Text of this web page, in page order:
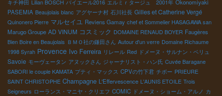
キチ神田 Lilian BOSCH バイエール2016 エルミｒタージュ 2001年 Okonomiyaki
PASEMIA Beaujolais blanc アグヤーナ村 石川社長 Gilles et Catherine Vergé
Quinonero Pierre マルセイユ Reviens Gamay chef et Sommelier HASAGAWA san
Marugo Groupe AD VINUM コスミック DOMAINE RENAUD BOYER Faugères
Bien Boire en Beaujolais ＢＭＯ社の鎌田さん Autour d'un verre Domaine Richaume
1998 Syrah Provence Ivo Ferreira リレール Red ドメーヌ・サルナン・ベリュ
Savoie モーヴェータン アヌックさん ジャーナリスト・ハン氏 Cuvée Baragane
SABORI le couple KAMATA プティ・マックス CPVの竹下君 チボー PRIEURE
SAINT CHRISTOPHE Champagne L'Effervescence L'AUNIS ETOILE Trois
Seigneurs ローランス・マニヤ・クリエフ COMIC ドメーヌ・ショーム・アルノ カ